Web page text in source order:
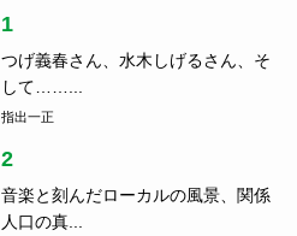
1
つげ義春さん、水木しげるさん、そ
して……...
指出一正
2
音楽と刻んだローカルの風景、関係
人口の真...